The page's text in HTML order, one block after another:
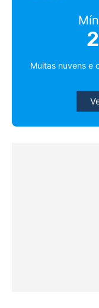
Muitas nuvens e